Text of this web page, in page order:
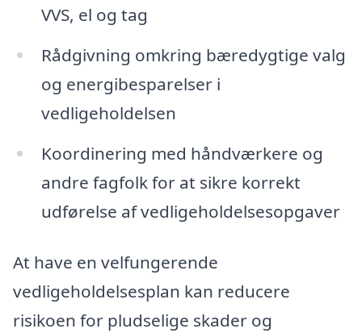
VVS, el og tag
Rådgivning omkring bæredygtige valg
og energibesparelser i
vedligeholdelsen
Koordinering med håndværkere og
andre fagfolk for at sikre korrekt
udførelse af vedligeholdelsesopgaver
At have en velfungerende
vedligeholdelsesplan kan reducere
risikoen for pludselige skader og